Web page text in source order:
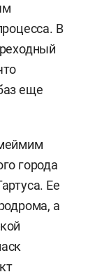
В
еще
города
Ее
а